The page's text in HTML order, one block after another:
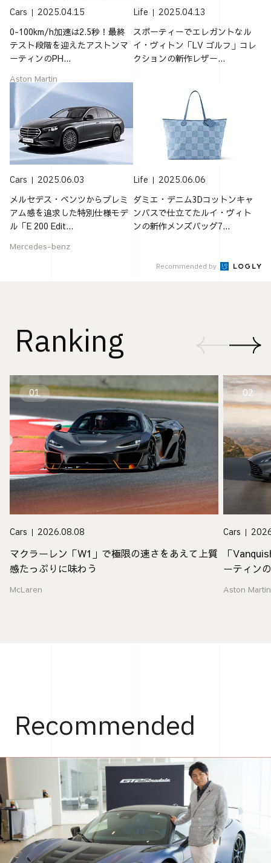
Cars 2025.04.15
0-100km/h加速は2.5秒！最終
テスト段階を迎えたアストンマ
ーティンのPH...
Aston Martin
Life 2025.04.13
スポーティーでエレガントなル
イ・ヴィトン「LV ゴルフ」コレ
クションの新作レザー...
Cars 2025.06.03
メルセデス・ベンツからプレミ
アム感を追求した特別仕様モデ
ル「E 200 Edit...
Mercedes-benz
Life 2025.06.06
ダミエ・デニム3Dコットンキャ
ンバスで仕立てたルイ・ヴィト
ンの新作メンズバッグ7...
Recommended by
Ranking
01
Cars 2026.08.08
マクラーレン「W1」で極限の速さをあえて上質
感たっぷりに味わう
McLaren
02
Cars
「
ーティン
Aston Martin
Recommended